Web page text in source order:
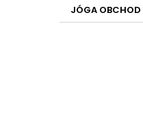
JÓGA OBCHOD